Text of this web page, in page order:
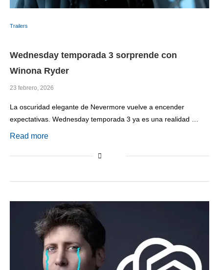
Trailers
Wednesday temporada 3 sorprende con
Winona Ryder
23 febrero, 2026
La oscuridad elegante de Nevermore vuelve a encender
expectativas. Wednesday temporada 3 ya es una realidad …
Read more